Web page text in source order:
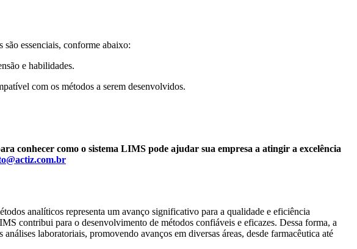
essenciais, conforme abaixo:
e habilidades.
com os métodos a serem desenvolvidos.
conhecer como o sistema LIMS pode ajudar sua empresa a atingir a excelência
analíticos representa um avanço significativo para a qualidade e eficiência
contribui para o desenvolvimento de métodos confiáveis e eficazes. Dessa forma, a
laboratoriais, promovendo avanços em diversas áreas, desde farmacêutica até